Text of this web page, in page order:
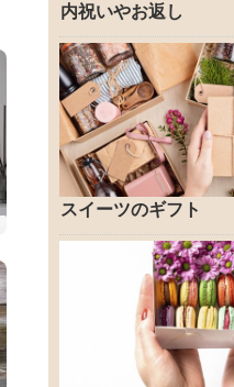
内祝いやお返し
スイーツのギフト